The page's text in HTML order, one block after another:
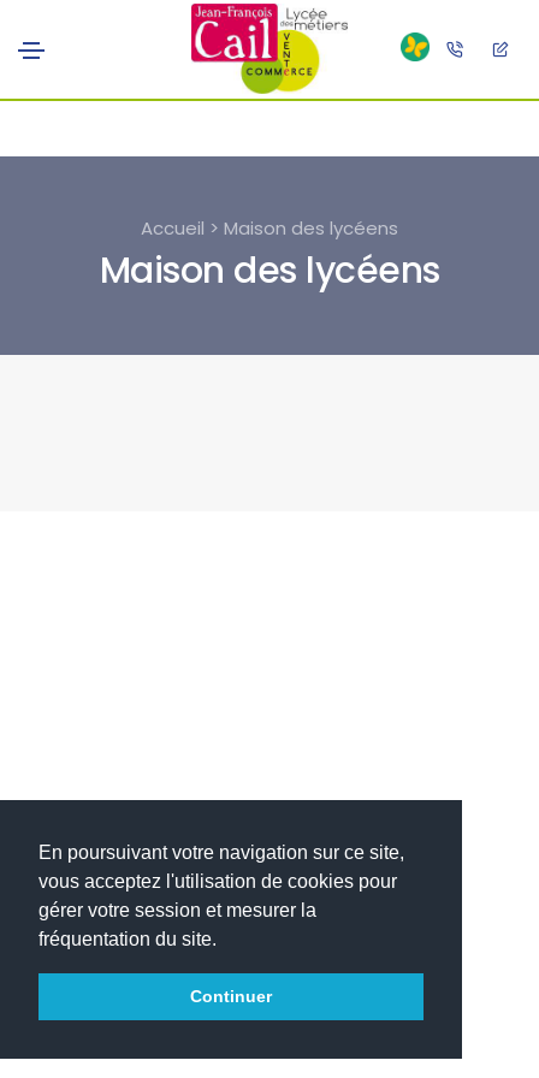
En poursuivant votre navigation sur ce site,
vous acceptez l'utilisation de cookies pour
gérer votre session et mesurer la
fréquentation du site.
Continuer
Accueil > Maison des lycéens
Maison des lycéens